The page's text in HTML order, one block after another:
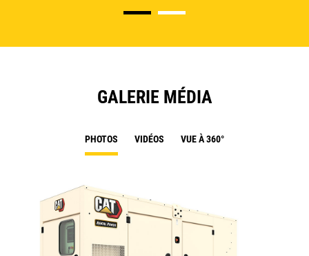
GALERIE MÉDIA
PHOTOS VIDÉOS VUE À 360°